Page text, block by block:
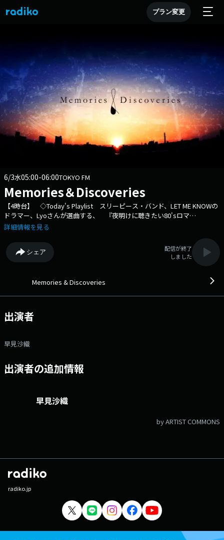
プラン変更
6/3水05:00-06:00TOKYO FM
Memories＆Discoveries
【4時台】 ◇Today's Playlist スリーピース・バンド、LET ME KNOWの
ドラマー、Lyoさんが選曲する、 『夜明けに聴きたい80'sロマ
ン』！ 【5時台】 ◇Classic Playlist 文筆家の高野麻衣さんが、
躍するミュージシャン、著名クリエイター、文化人が、それぞれのリコメ
ンド楽曲で素敵な音楽空間をプロデュース。 懐かしさを感じるナンバ
ー、新たな出会いとなるようなナンバー等、幅広い世代に、時代を超えた
pods.com/program/27337 メッセージフォーム：
詳細情報を見る
シェア
配信が終了
しました
Memories & Discoveries
出演者
早見沙織
出演者の追加情報
早見沙織
by ARTIST COMMONS
radiko.jp